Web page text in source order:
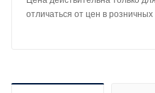
отличаться от цен в розничных